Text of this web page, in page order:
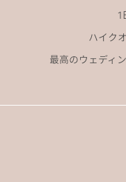
1
ハイク
最高のウェディ